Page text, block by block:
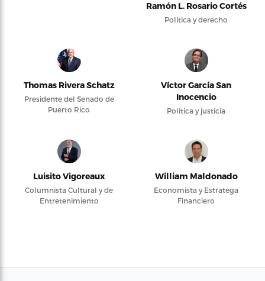
Ramón L. Rosario Cortés
Política y derecho
Thomas Rivera Schatz
Presidente del Senado de
Puerto Rico
Víctor García San
Inocencio
Política y justicia
Luisito Vigoreaux
Columnista Cultural y de
Entretenimiento
William Maldonado
Economista y Estratega
Financiero